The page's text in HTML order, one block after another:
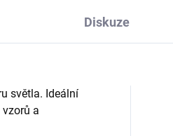
Diskuze
světla. Ideální
a